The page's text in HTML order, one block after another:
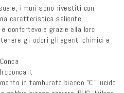
i muri sono rivestiti con
caratteristica saliente:
confortevole grazie alla loro
gli odori gli agenti chimici e
in tamburato bianco “C” lucido